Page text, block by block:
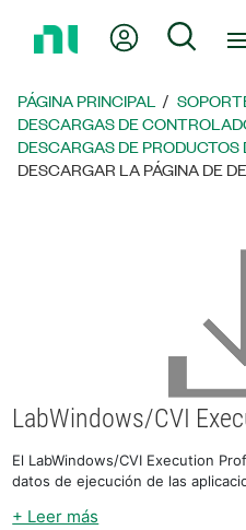
página
principal
Mi cuenta
PÁGINA PRINCIPAL
DESCARGAS DE
DESCARGAS DE PRODUCTOS
DESCARGAR LA PÁGINA DE
LabWindows/CVI
El LabWindows/CVI Execution
datos de ejecución de las
+ Leer más